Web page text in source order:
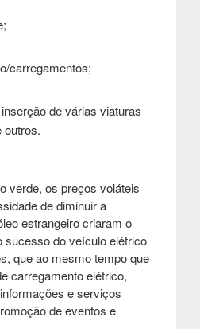
carregamentos;
de várias viaturas
outros.
verde, os preços voláteis
de diminuir a
estrangeiro criaram o
sucesso do veículo elétrico
que ao mesmo tempo que
carregamento elétrico,
e serviços
de eventos e